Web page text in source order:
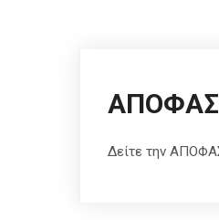
Δείτε την